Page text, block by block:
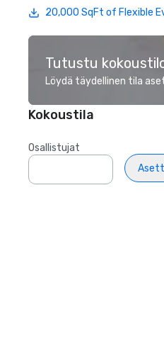
20,000 SqFt of Flexible
Tutustu
Löydä täydellinen tila
Kokoustila
Osallistujat